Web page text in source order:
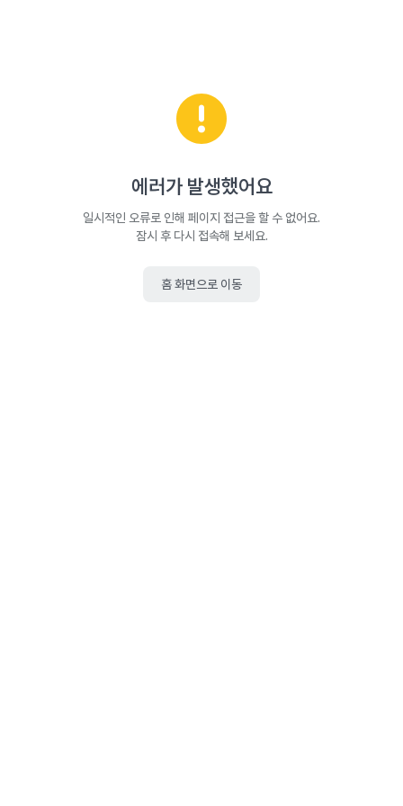
에러가 발생했어요
일시적인 오류로 인해 페이지 접근을 할 수 없어요.
잠시 후 다시 접속해 보세요.
홈 화면으로 이동